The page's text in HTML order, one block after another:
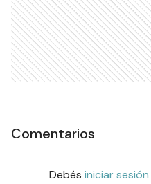
Comentarios
Debés iniciar sesión